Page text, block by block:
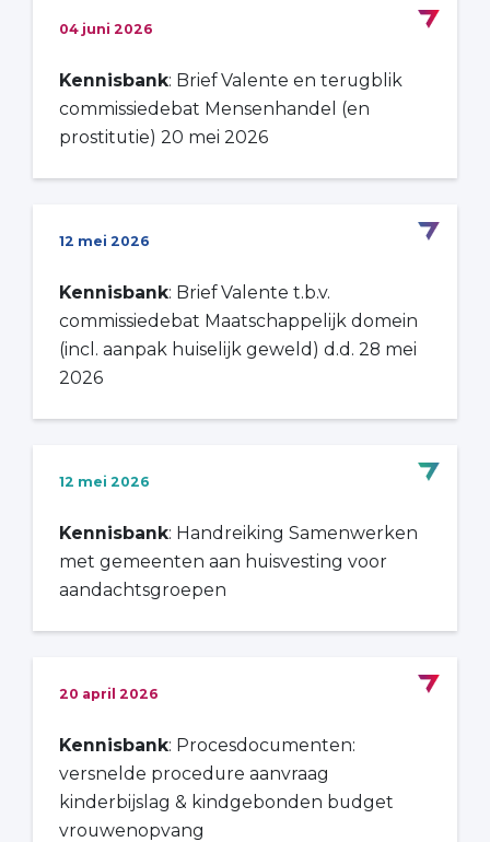
04 juni 2026
Kennisbank: Brief Valente en terugblik
commissiedebat Mensenhandel (en
prostitutie) 20 mei 2026
12 mei 2026
Kennisbank: Brief Valente t.b.v.
commissiedebat Maatschappelijk domein
(incl. aanpak huiselijk geweld) d.d. 28 mei
2026
12 mei 2026
Kennisbank: Handreiking Samenwerken
met gemeenten aan huisvesting voor
aandachtsgroepen
20 april 2026
Kennisbank: Procesdocumenten:
versnelde procedure aanvraag
kinderbijslag & kindgebonden budget
vrouwenopvang